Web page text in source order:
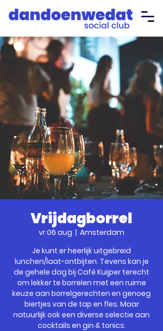
Vrijdagborrel
vr 06 aug
  |
Amsterdam
Je kunt er heerlijk uitgebreid
lunchen/laat-ontbijten. Tevens kan je
de gehele dag bij Café Kuijper terecht
om lekker te borrelen met een ruime
keuze aan borrelgerechten en genoeg
biertjes van de tap en fles. Maar
natuurlijk ook een diverse selectie aan
cocktails en gin & tonics.